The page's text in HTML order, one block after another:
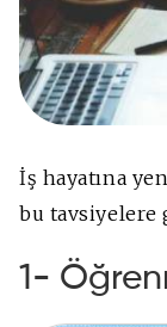
İş hayatına
bu tavsiyelere
1-